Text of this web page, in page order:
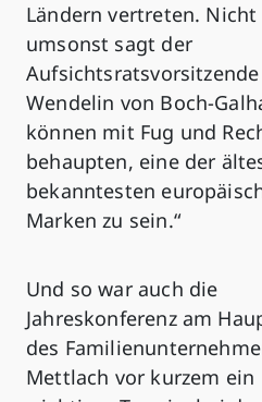
Ländern vertreten. Nicht
umsonst sagt der
Aufsichtsratsvorsitzende
Wendelin von Boch-
können mit Fug und
behaupten, eine der
bekanntesten
Marken zu sein.“
Und so war auch die
Jahreskonferenz am
des
Mettlach vor kurzem ein